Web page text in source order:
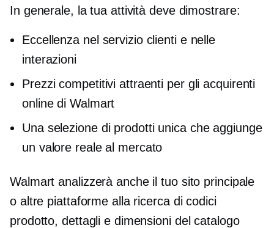
In generale, la tua attività deve dimostrare:
Eccellenza nel servizio clienti e nelle
interazioni
Prezzi competitivi attraenti per gli acquirenti
online di Walmart
Una selezione di prodotti unica che aggiunge
un valore reale al mercato
Walmart analizzerà anche il tuo sito principale
o altre piattaforme alla ricerca di codici
prodotto, dettagli e dimensioni del catalogo